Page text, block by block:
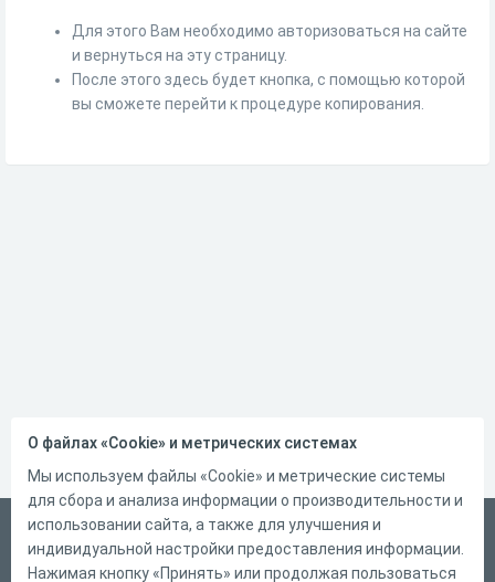
Для этого Вам необходимо авторизоваться на сайте
и вернуться на эту страницу.
После этого здесь будет кнопка, с помощью которой
вы сможете перейти к процедуре копирования.
Русский
Справка
О файлах «Cookie» и метрических системах
Мы используем файлы «Cookie» и метрические системы
для сбора и анализа информации о производительности и
использовании сайта, а также для улучшения и
индивидуальной настройки предоставления информации.
Нажимая кнопку «Принять» или продолжая пользоваться